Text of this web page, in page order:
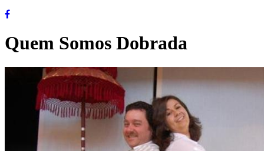
Quem Somos Dobrada